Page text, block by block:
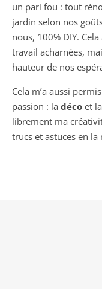
un pari fou : tout
jardin selon nos
nous, 100% DIY.
travail acharnées,
hauteur de nos
Cela m’a aussi
passion : la déco et la
librement ma
trucs et astuces en la